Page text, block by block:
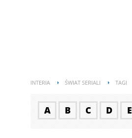
INTERIA ŚWIAT SERIALI TAGI
A B C D E